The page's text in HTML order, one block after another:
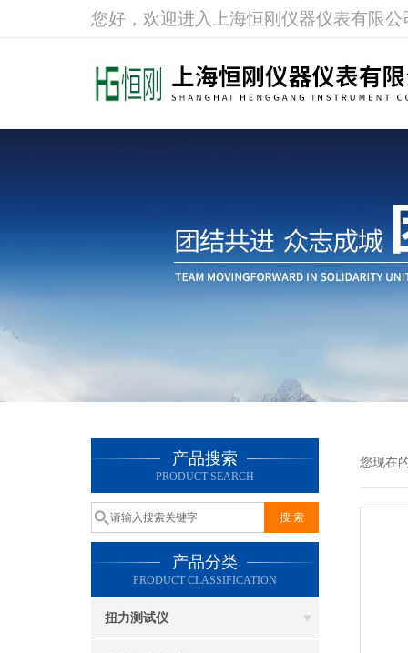
您好，欢迎进入上海恒刚仪器仪表有限公
产品搜索
PRODUCT SEARCH
产品分类
PRODUCT CLASSIFICATION
扭力测试仪
您现在